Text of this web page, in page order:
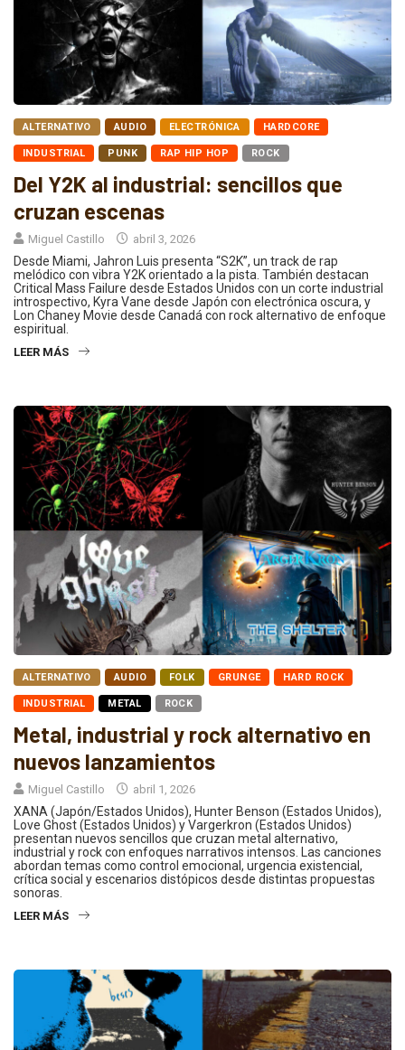
ALTERNATIVO AUDIO ELECTRÓNICA HARDCORE
INDUSTRIAL PUNK RAP HIP HOP ROCK
Del Y2K al industrial: sencillos que
cruzan escenas
Miguel Castillo abril 3, 2026
Desde Miami, Jahron Luis presenta “S2K”, un track de rap
melódico con vibra Y2K orientado a la pista. También destacan
Critical Mass Failure desde Estados Unidos con un corte industrial
introspectivo, Kyra Vane desde Japón con electrónica oscura, y
Lon Chaney Movie desde Canadá con rock alternativo de enfoque
espiritual.
LEER MÁS
ALTERNATIVO AUDIO FOLK GRUNGE HARD ROCK
INDUSTRIAL METAL ROCK
Metal, industrial y rock alternativo en
nuevos lanzamientos
Miguel Castillo abril 1, 2026
XANA (Japón/Estados Unidos), Hunter Benson (Estados Unidos),
Love Ghost (Estados Unidos) y Vargerkron (Estados Unidos)
presentan nuevos sencillos que cruzan metal alternativo,
industrial y rock con enfoques narrativos intensos. Las canciones
abordan temas como control emocional, urgencia existencial,
crítica social y escenarios distópicos desde distintas propuestas
sonoras.
LEER MÁS